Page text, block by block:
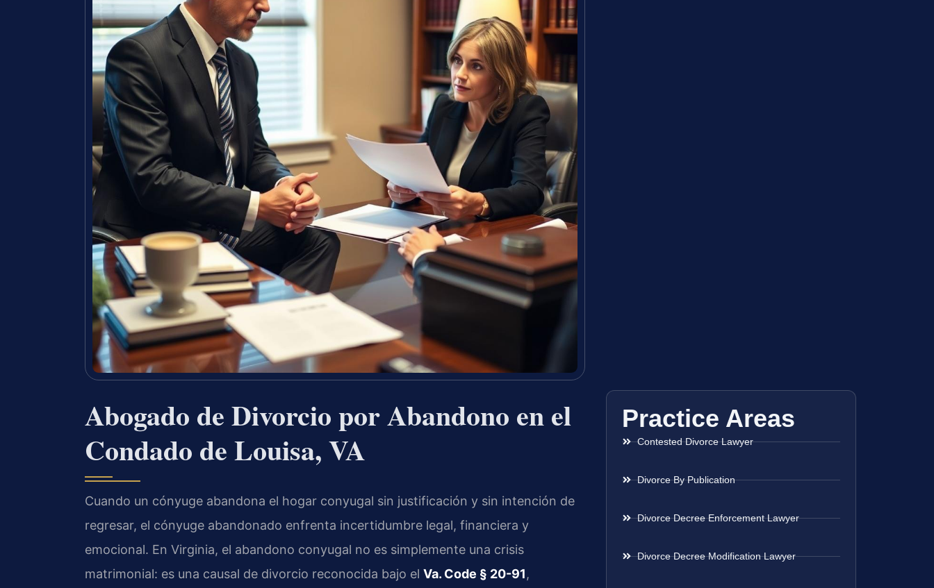
Abogado de Divorcio por Abandono en el
Condado de Louisa, VA
Cuando un cónyuge abandona el hogar conyugal sin justificación y sin intención de
regresar, el cónyuge abandonado enfrenta incertidumbre legal, financiera y
emocional. En Virginia, el abandono conyugal no es simplemente una crisis
matrimonial: es una causal de divorcio reconocida bajo el Va. Code § 20-91,
Practice Areas
Contested Divorce Lawyer
Divorce By Publication
Divorce Decree Enforcement Lawyer
Divorce Decree Modification Lawyer